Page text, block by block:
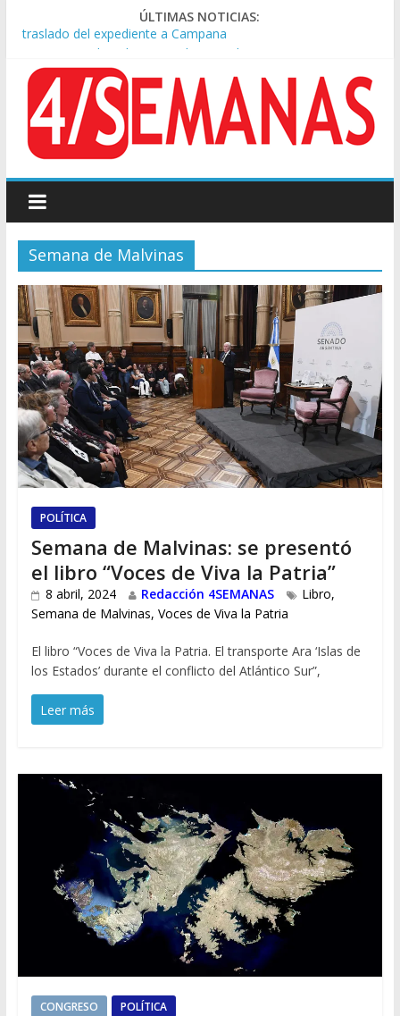
ÚLTIMAS NOTICIAS:
A pocas cuadras de La Bombonera chocaron un tren y un
Día de San Cayetano: masiva marcha a Plaza de Mayo de
sindicatos y organizaciones sociales
Pesar por la muerte de Leandro Rud, histórico representante
y conductor de TV
Tras la aprobación de la ley de propiedad privada, Bullrich
Causa AFA: el juez Amarante calificó de “ficción judicial” el
traslado del expediente a Campana
Semana de Malvinas
POLÍTICA
Semana de Malvinas: se presentó
el libro “Voces de Viva la Patria”
8 abril, 2024 Redacción 4SEMANAS Libro,
Semana de Malvinas, Voces de Viva la Patria
El libro “Voces de Viva la Patria. El transporte Ara ‘Islas de
los Estados’ durante el conflicto del Atlántico Sur”,
Leer más
CONGRESO POLÍTICA